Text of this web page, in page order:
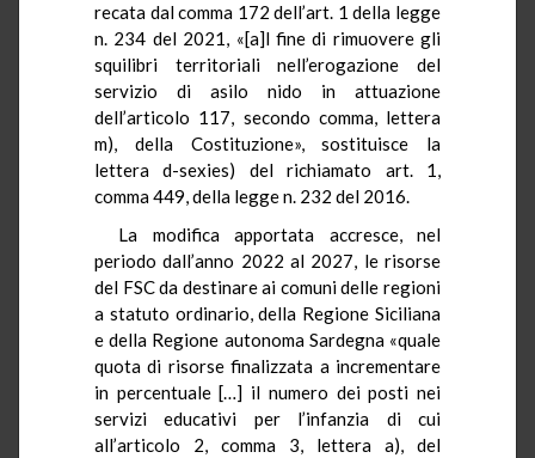
recata dal comma 172 dell’art. 1 della legge
n. 234 del 2021, «[a]l fine di rimuovere gli
squilibri territoriali nell’erogazione del
servizio di asilo nido in attuazione
dell’articolo 117, secondo comma, lettera
m), della Costituzione», sostituisce la
lettera d-sexies) del richiamato art. 1,
comma 449, della legge n. 232 del 2016.
La modifica apportata accresce, nel
periodo dall’anno 2022 al 2027, le risorse
del FSC da destinare ai comuni delle regioni
a statuto ordinario, della Regione Siciliana
e della Regione autonoma Sardegna «quale
quota di risorse finalizzata a incrementare
in percentuale […] il numero dei posti nei
servizi educativi per l’infanzia di cui
all’articolo 2, comma 3, lettera a), del